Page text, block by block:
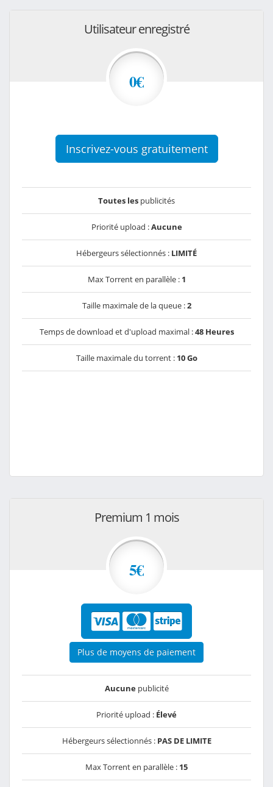
Utilisateur enregistré
0€
Inscrivez-vous gratuitement
Toutes les publicités
Priorité upload :Aucune
Hébergeurs sélectionnés : LIMITÉ
Max Torrent en parallèle : 1
Taille maximale de la queue :2
Temps de download et d'upload maximal :48 Heures
Taille maximale du torrent : 10 Go
Premium 1 mois
5€
Plus de moyens de paiement
Aucunepublicité
Priorité upload : Élevé
Hébergeurs sélectionnés : PAS DE LIMITE
Max Torrent en parallèle : 15